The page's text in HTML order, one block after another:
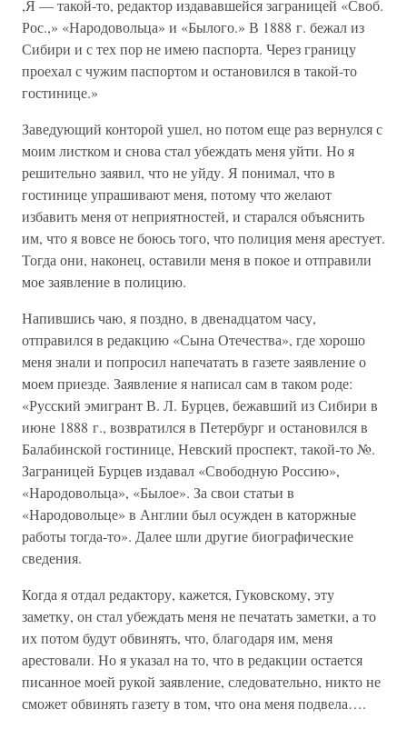
,Я — такой-то, редактор издававшейся заграницей «Своб.
Рос.,» «Народовольца» и «Былого.» В 1888 г. бежал из
Сибири и с тех пор не имею паспорта. Через границу
проехал с чужим паспортом и остановился в такой-то
гостинице.»
Заведующий конторой ушел, но потом еще раз вернулся с
моим листком и снова стал убеждать меня уйти. Но я
решительно заявил, что не уйду. Я понимал, что в
гостинице упрашивают меня, потому что желают
избавить меня от неприятностей, и старался объяснить
им, что я вовсе не боюсь того, что полиция меня арестует.
Тогда они, наконец, оставили меня в покое и отправили
мое заявление в полицию.
Напившись чаю, я поздно, в двенадцатом часу,
отправился в редакцию «Сына Отечества», где хорошо
меня знали и попросил напечатать в газете заявление о
моем приезде. Заявление я написал сам в таком роде:
«Русский эмигрант В. Л. Бурцев, бежавший из Сибири в
июне 1888 г., возвратился в Петербург и остановился в
Балабинской гостинице, Невский проспект, такой-то №.
Заграницей Бурцев издавал «Свободную Россию»,
«Народовольца», «Былое». За свои статьи в
«Народовольце» в Англии был осужден в каторжные
работы тогда-то». Далее шли другие биографические
сведения.
Когда я отдал редактору, кажется, Гуковскому, эту
заметку, он стал убеждать меня не печатать заметки, а то
их потом будут обвинять, что, благодаря им, меня
арестовали. Но я указал на то, что в редакции остается
писанное моей рукой заявление, следовательно, никто не
сможет обвинять газету в том, что она меня подвела….